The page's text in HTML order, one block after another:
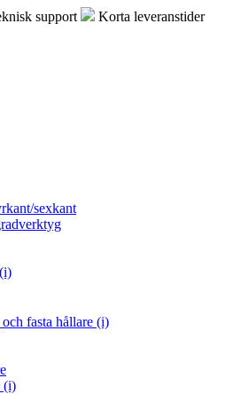
support
Korta leveranstider
sexkant
fasta hållare (i)
(i)